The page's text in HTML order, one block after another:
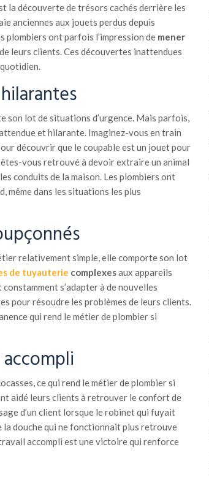
la découverte de trésors cachés derrière les
anciennes aux jouets perdus depuis
plombiers ont parfois l’impression de mener
leurs clients. Ces découvertes inattendues
son lot de situations d’urgence. Mais parfois,
et hilarante. Imaginez-vous en train
découvrir que le coupable est un jouet pour
vous retrouvé à devoir extraire un animal
conduits de la maison. Les plombiers ont
même dans les situations les plus
relativement simple, elle comporte son lot
de tuyauterie complexesaux appareils
s’adapter à de nouvelles
pour résoudre les problèmes de leurs clients.
qui rend le métier de plombier si
ce qui rend le métier de plombier si
aidé leurs clients à retrouver le confort de
d’un client lorsque le robinet qui fuyait
la douche qui ne fonctionnait plus retrouve
accompli est une victoire qui renforce